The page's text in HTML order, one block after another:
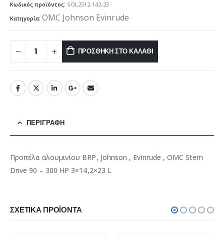
Κωδικός προϊόντος: SOL2512-142-23
Κατηγορία: OMC Johnson Evinrude
ΠΡΟΣΘΉΚΗ ΣΤΟ ΚΑΛΆΘΙ
ΠΕΡΙΓΡΑΦΉ
Προπέλα αλουμινίου BRP, Johnson , Evinrude , OMC Stern
Drive 90 – 300 HP 3×14,2×23 L
ΣΧΕΤΙΚΆ ΠΡΟΪΌΝΤΑ